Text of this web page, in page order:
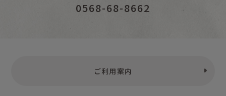
0568-68-8662
ご利用案内